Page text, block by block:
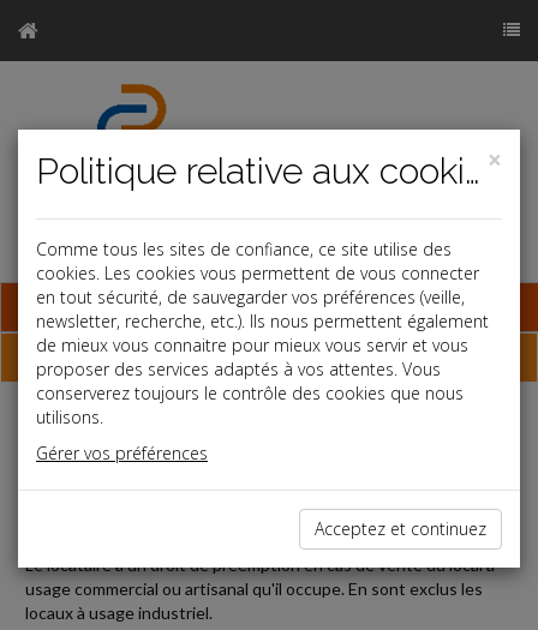
Base documentaire
Dépêches
Vie des affaires
LOCATAIRE DE LOCAUX À USAGE INDUSTRIEL
Le locataire a un droit de préemption en cas de vente du local à
usage commercial ou artisanal qu'il occupe. En sont exclus les
locaux à usage industriel.
×
Politique relative aux cookies
Comme tous les sites de confiance, ce site utilise des
cookies. Les cookies vous permettent de vous connecter
en tout sécurité, de sauvegarder vos préférences (veille,
newsletter, recherche, etc.). Ils nous permettent également
de mieux vous connaitre pour mieux vous servir et vous
proposer des services adaptés à vos attentes. Vous
conserverez toujours le contrôle des cookies que nous
utilisons.
Gérer vos préférences
Acceptez et continuez